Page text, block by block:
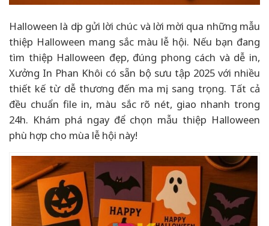
Halloween là dịp gửi lời chúc và lời mời qua những mẫu
thiệp Halloween mang sắc màu lễ hội. Nếu bạn đang
tìm thiệp Halloween đẹp, đúng phong cách và dễ in,
Xưởng In Phan Khôi có sẵn bộ sưu tập 2025 với nhiều
thiết kế từ dễ thương đến ma mị, sang trọng. Tất cả
đều chuẩn file in, màu sắc rõ nét, giao nhanh trong
24h. Khám phá ngay để chọn mẫu thiệp Halloween
phù hợp cho mùa lễ hội này!